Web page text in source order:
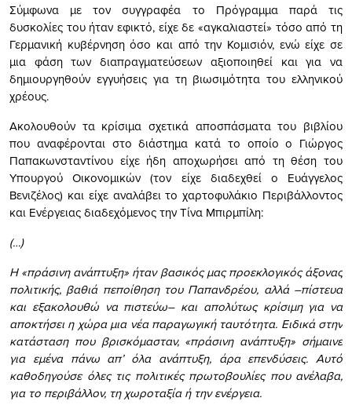
Σύμφωνα με τον συγγραφέα το Πρόγραμμα παρά τις
δυσκολίες του ήταν εφικτό, είχε δε «αγκαλιαστεί» τόσο από τη
Γερμανική κυβέρνηση όσο και από την Κομισιόν, ενώ είχε σε
μια φάση των διαπραγματεύσεων αξιοποιηθεί και για να
δημιουργηθούν εγγυήσεις για τη βιωσιμότητα του ελληνικού
χρέους.
Ακολουθούν τα κρίσιμα σχετικά αποσπάσματα του βιβλίου
που αναφέρονται στο διάστημα κατά το οποίο ο Γιώργος
Παπακωνσταντίνου είχε ήδη αποχωρήσει από τη θέση του
Υπουργού Οικονομικών (τον είχε διαδεχθεί ο Ευάγγελος
Βενιζέλος) και είχε αναλάβει το χαρτοφυλάκιο Περιβάλλοντος
και Ενέργειας διαδεχόμενος την Τίνα Μπιρμπίλη:
(…)
Η «πράσινη ανάπτυξη» ήταν βασικός μας προεκλογικός άξονας
πολιτικής, βαθιά πεποίθηση του Παπανδρέου, αλλά –πίστευα
και εξακολουθώ να πιστεύω– και απολύτως κρίσιμη για να
αποκτήσει η χώρα μια νέα παραγωγική ταυτότητα. Ειδικά στην
κατάσταση που βρισκόμασταν, «πράσινη ανάπτυξη» σήμαινε
για εμένα πάνω απ’ όλα ανάπτυξη, άρα επενδύσεις. Αυτό
καθοδηγούσε όλες τις πολιτικές πρωτοβουλίες που ανέλαβα,
για το περιβάλλον, τη χωροταξία ή την ενέργεια.